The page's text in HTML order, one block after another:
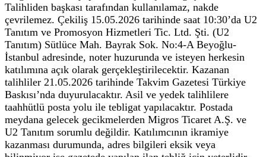
Talihliden başkası tarafından kullanılamaz, nakde
çevrilemez. Çekiliş 15.05.2026 tarihinde saat 10:30’da U2
Tanıtım ve Promosyon Hizmetleri Tic. Ltd. Şti. (U2
Tanıtım) Sütlüce Mah. Bayrak Sok. No:4-A Beyoğlu-
İstanbul adresinde, noter huzurunda ve isteyen herkesin
katılımına açık olarak gerçekleştirilecektir. Kazanan
talihliler 21.05.2026 tarihinde Takvim Gazetesi Türkiye
Baskısı’nda duyurulacaktır. Asil ve yedek talihlilere
taahhütlü posta yolu ile tebligat yapılacaktır. Postada
meydana gelecek gecikmelerden Migros Ticaret A.Ş. ve
U2 Tanıtım sorumlu değildir. Katılımcının ikramiye
kazanması durumunda, adres bilgileri eksik veya